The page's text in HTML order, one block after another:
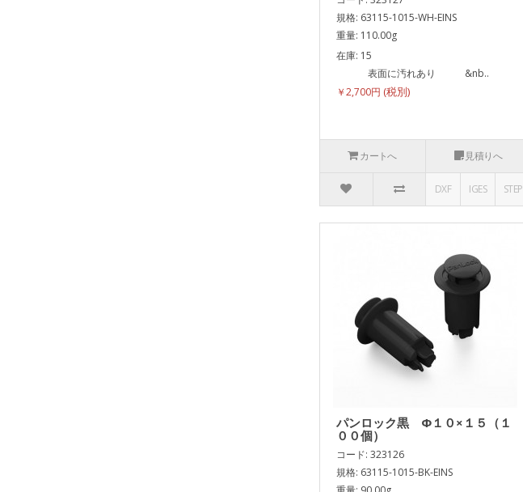
規格: 63115-1015-WH-EINS
重量: 110.00g
在庫: 15
表面に汚れあり &nb..
￥2,700円
カートへ 見積りへ
DXF IGES STEP
パンロック黒 Φ１０×１５（１
００個）
コード: 323126
規格: 63115-1015-BK-EINS